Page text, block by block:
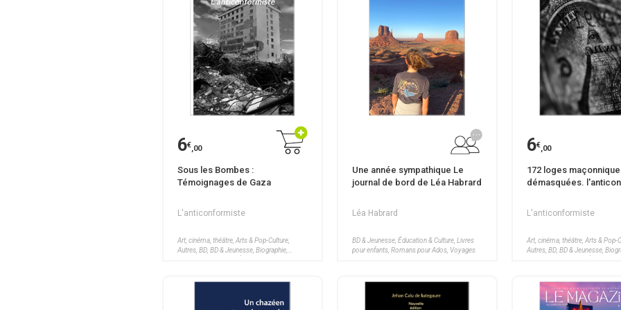
6€,00
Sous les Bombes :
Témoignages de Gaza
L'anticonformiste
Art, cinéma, théâtre, Arts & Pop-Culture,
Autres, BD, BD & Jeunesse, Biographie,
Religion et spiritualité, Romans, Romans
Historiques, Romans policiers, Romans pour
Une année sympathique Le
journal de bord de Léa Habrard
Léa Habrard
BD & Jeunesse, Éducation & Culture, Livres
pour enfants, Romans pour Ados, Voyages
6€,00
172 loges
L'anticonformiste
Art, cinéma, théâtre, Arts & Pop-
Autres, BD, BD & Jeunesse,
Mangas, Poésies, Pratiques &
Religion et spiritualité, Romans,
Historiques, Romans policiers,